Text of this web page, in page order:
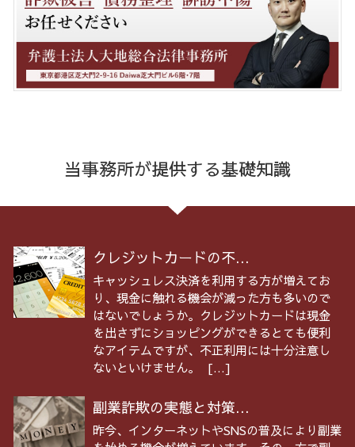
当事務所が提供する基礎知識
クレジットカードの不...
キャッシュレス決済を利用する方が増えてお
り、現金に触れる機会が減った方も多いので
はないでしょうか。クレジットカードは現金
を出さずにショッピングができるとても便利
なアイテムですが、不正利用には十分注意し
ないといけません。 […]
副業詐欺の実態と対策...
昨今、インターネットやSNSの普及により副業